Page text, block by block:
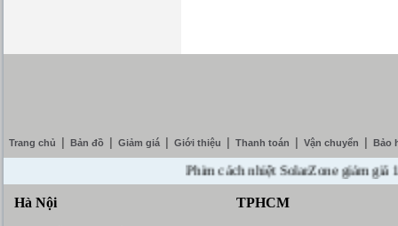
Trang chủ Bản đồ Giảm giá Giới thiệu Thanh toán Vận chuyển Bảo
Phim cách nhiệt SolarZone giảm giá
Hà Nội TPHCM